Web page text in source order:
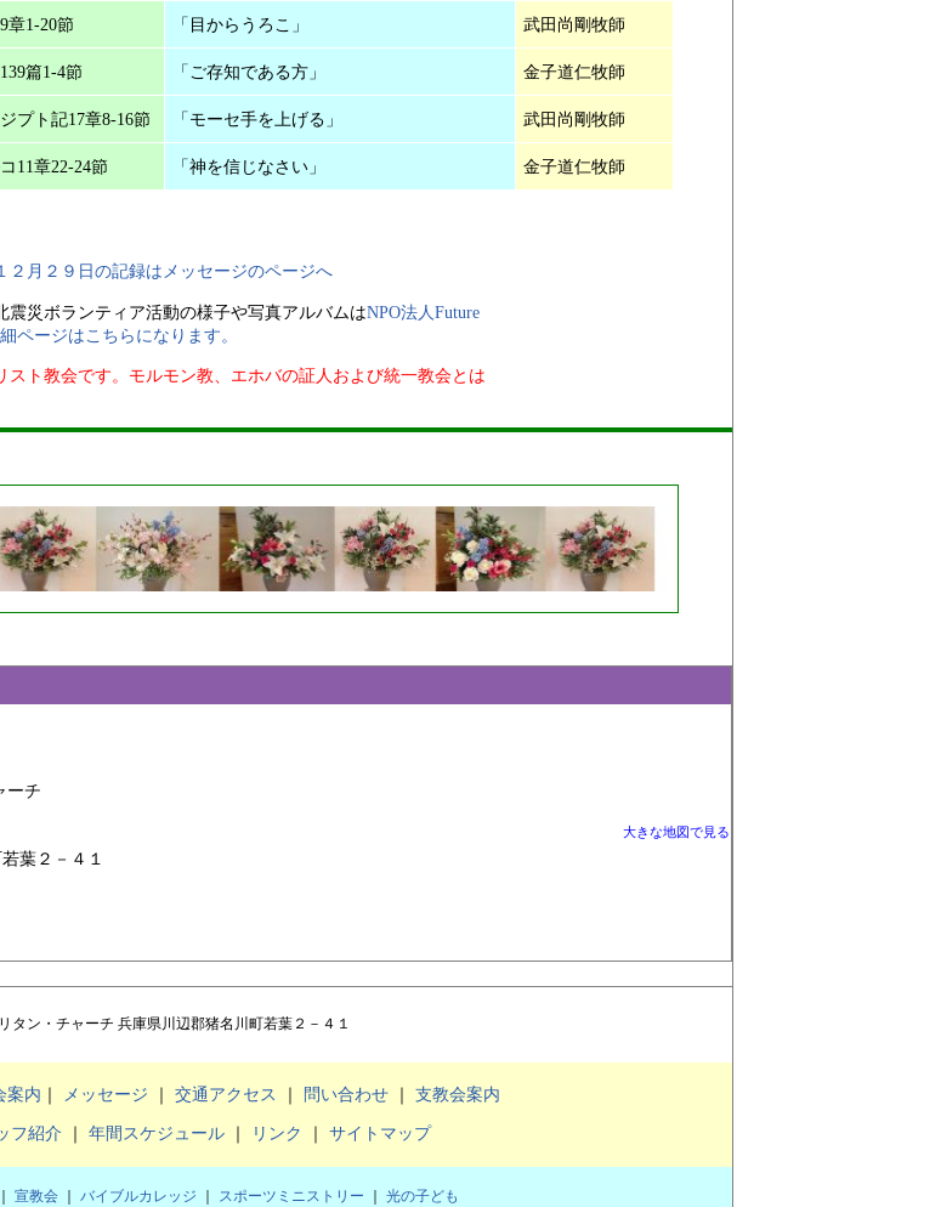
章1-20節 「目からうろこ」 武田尚剛牧師
篇1-4節 「ご存知である方」 金子道仁牧師
プト記17章8-16節 「モーセ手を上げる」 武田尚剛牧師
11章22-24節 「神を信じなさい」 金子道仁牧師
２月２９日の記録はメッセージのページへ
震災ボランティア活動の様子や写真アルバムはNPO法人Future
ページはこちらになります。
ト教会です。モルモン教、エホバの証人および統一教会とは
ーチ
葉２－４１
大きな地図で見る
タン・チャーチ 兵庫県川辺郡猪名川町若葉２－４１
案内 メッセージ 交通アクセス 問い合わせ 支教会案内
フ紹介 ｜ 年間スケジュール ｜ リンク ｜ サイトマップ
宣教会｜ バイブルカレッジ スポーツミニストリー 光の子ども